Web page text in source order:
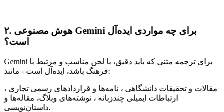
۲. هوش مصنوعی Gemini برای چه مواردی ایده‌آل
است؟
Gemini برای ترجمه متنی که باید دقیق، با لحن مناسب و مرتبط با
فرهنگ باشد، ایده‌آل است - مانند:
مقالات و تحقیقات دانشگاهی ، نامه‌ها و قراردادهای رسمی تجاری ،
ارتباطات ایمیلی چندزبانه ، نوشته‌های وبلاگ، مقاله‌ها و
داستان‌نویسی.